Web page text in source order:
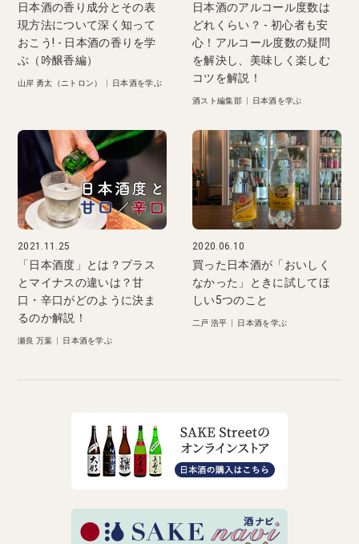
日本酒の香り成分とその表
現方法について深く知って
おこう! - 日本酒の香りを学
ぶ（吟醸香編）
山岸 勇太（ニトロン） 日本酒を学ぶ
日本酒のアルコール度数は
どれくらい？ - 初心者も安
心！アルコール度数の疑問
を解決し、美味しく楽しむ
コツを解説！
酒スト編集部 日本酒を学ぶ
2021.11.25
「日本酒度」とは？プラス
とマイナスの違いは？甘
口・辛口がどのように決ま
るのか解説！
瀬良 万葉 日本酒を学ぶ
2020.06.10
買った日本酒が「おいしく
なかった」ときに試してほ
しい5つのこと
二戸 浩平 日本酒を学ぶ